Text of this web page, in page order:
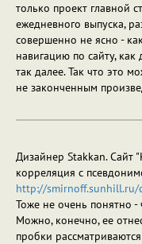
только проект главной
ежедневного выпуска,
совершенно не ясно -
навигацию по сайту,
так далее. Так что это
не законченным
Дизайнер Stakkan. Сайт
корреляция с
http://smirnoff.sunhill.ru/
Тоже не очень понятно -
Можно, конечно, ее
пробки